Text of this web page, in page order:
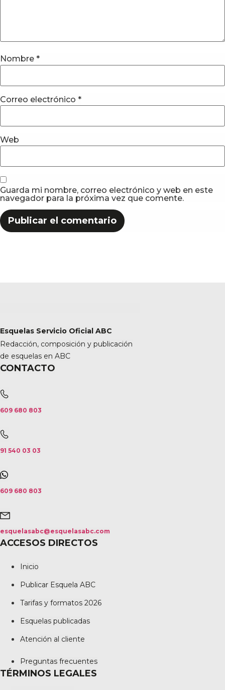
Nombre *
Correo electrónico *
Web
Guarda mi nombre, correo electrónico y web en este
navegador para la próxima vez que comente.
Esquelas Servicio Oficial ABC
Redacción, composición y publicación
de esquelas en ABC
CONTACTO
609 680 803
91 540 03 03
609 680 803
esquelasabc@esquelasabc.com
ACCESOS DIRECTOS
Inicio
Publicar Esquela ABC
Tarifas y formatos 2026
Esquelas publicadas
Atención al cliente
Preguntas frecuentes
TÉRMINOS LEGALES